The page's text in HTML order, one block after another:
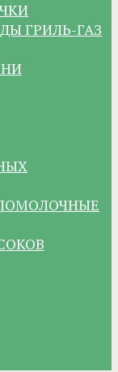
ГРИЛЬ-ГАЗ